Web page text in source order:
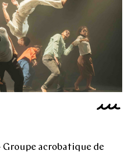
Groupe acrobatique de